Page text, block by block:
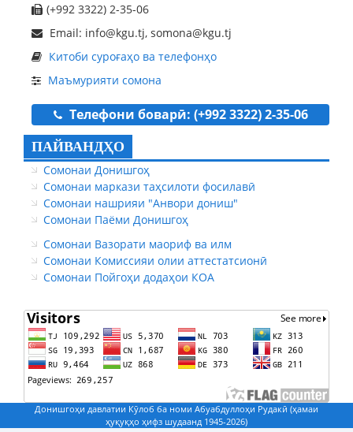
(+992 3322) 2-35-06
Email: info@kgu.tj, somona@kgu.tj
Китоби суроғаҳо ва телефонҳо
Маъмурияти сомона
Телефони боварӣ: (+992 3322) 2-35-06
ПАЙВАНДҲО
Сомонаи Донишгоҳ
Сомонаи маркази таҳсилоти фосилавӣ
Сомонаи нашрияи "Анвори дониш"
Сомонаи Паёми Донишгоҳ
Сомонаи Вазорати маориф ва илм
Сомонаи Комиссияи олии аттестатсионӣ
Сомонаи Пойгоҳи додаҳои КОА
Донишгоҳи давлатии Кӯлоб ба номи Абуабдуллоҳи Рудакӣ (ҳамаи
ҳуқуқҳо ҳифз шудаанд 1945-2026)